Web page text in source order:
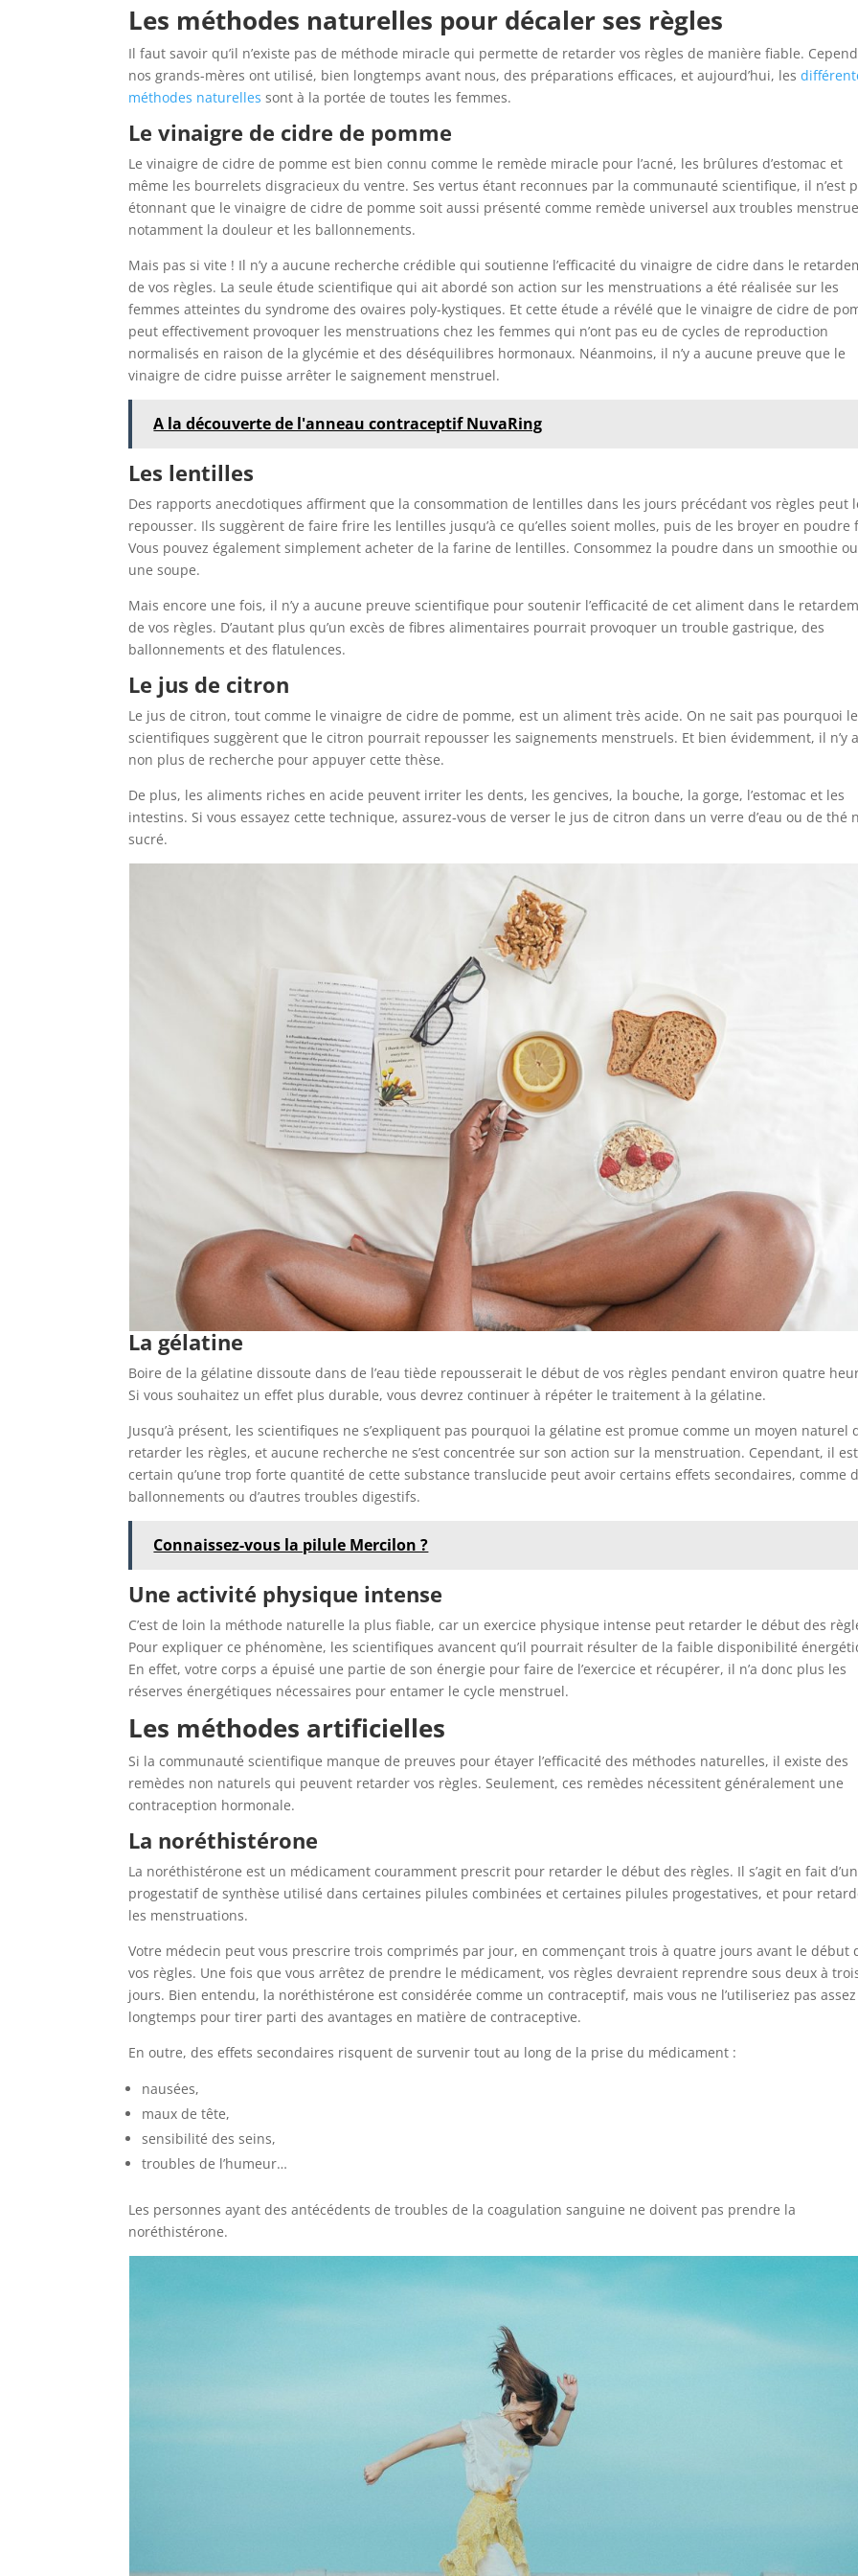
Les méthodes naturelles pour décaler ses règles
Il faut savoir qu’il n’existe pas de méthode miracle qui permette de retarder vos règles de manière fiable.
nos grands-mères ont utilisé, bien longtemps avant nous, des préparations efficaces, et aujourd’hui, les
méthodes naturelles sont à la portée de toutes les femmes.
Le vinaigre de cidre de pomme
Le vinaigre de cidre de pomme est bien connu comme le remède miracle pour l’acné, les brûlures d’estomac et
même les bourrelets disgracieux du ventre. Ses vertus étant reconnues par la communauté scientifique, il n’est
étonnant que le vinaigre de cidre de pomme soit aussi présenté comme remède universel aux troubles
notamment la douleur et les ballonnements.
Mais pas si vite ! Il n’y a aucune recherche crédible qui soutienne l’efficacité du vinaigre de cidre dans le
de vos règles. La seule étude scientifique qui ait abordé son action sur les menstruations a été réalisée sur les
femmes atteintes du syndrome des ovaires poly-kystiques. Et cette étude a révélé que le vinaigre de cidre de
peut effectivement provoquer les menstruations chez les femmes qui n’ont pas eu de cycles de reproduction
normalisés en raison de la glycémie et des déséquilibres hormonaux. Néanmoins, il n’y a aucune preuve que le
vinaigre de cidre puisse arrêter le saignement menstruel.
A la découverte de l'anneau contraceptif NuvaRing
Les lentilles
Des rapports anecdotiques affirment que la consommation de lentilles dans les jours précédant vos règles peut
repousser. Ils suggèrent de faire frire les lentilles jusqu’à ce qu’elles soient molles, puis de les broyer en poudre
Vous pouvez également simplement acheter de la farine de lentilles. Consommez la poudre dans un smoothie ou
une soupe.
Mais encore une fois, il n’y a aucune preuve scientifique pour soutenir l’efficacité de cet aliment dans le
de vos règles. D’autant plus qu’un excès de fibres alimentaires pourrait provoquer un trouble gastrique, des
ballonnements et des flatulences.
Le jus de citron
Le jus de citron, tout comme le vinaigre de cidre de pomme, est un aliment très acide. On ne sait pas pourquoi
scientifiques suggèrent que le citron pourrait repousser les saignements menstruels. Et bien évidemment, il n’y
non plus de recherche pour appuyer cette thèse.
De plus, les aliments riches en acide peuvent irriter les dents, les gencives, la bouche, la gorge, l’estomac et les
intestins. Si vous essayez cette technique, assurez-vous de verser le jus de citron dans un verre d’eau ou de thé
sucré.
La gélatine
Boire de la gélatine dissoute dans de l’eau tiède repousserait le début de vos règles pendant environ quatre
Si vous souhaitez un effet plus durable, vous devrez continuer à répéter le traitement à la gélatine.
Jusqu’à présent, les scientifiques ne s’expliquent pas pourquoi la gélatine est promue comme un moyen naturel
retarder les règles, et aucune recherche ne s’est concentrée sur son action sur la menstruation. Cependant, il est
certain qu’une trop forte quantité de cette substance translucide peut avoir certains effets secondaires, comme
ballonnements ou d’autres troubles digestifs.
Connaissez-vous la pilule Mercilon ?
Une activité physique intense
C’est de loin la méthode naturelle la plus fiable, car un exercice physique intense peut retarder le début des
Pour expliquer ce phénomène, les scientifiques avancent qu’il pourrait résulter de la faible disponibilité
En effet, votre corps a épuisé une partie de son énergie pour faire de l’exercice et récupérer, il n’a donc plus les
réserves énergétiques nécessaires pour entamer le cycle menstruel.
Les méthodes artificielles
Si la communauté scientifique manque de preuves pour étayer l’efficacité des méthodes naturelles, il existe des
remèdes non naturels qui peuvent retarder vos règles. Seulement, ces remèdes nécessitent généralement une
contraception hormonale.
La noréthistérone
La noréthistérone est un médicament couramment prescrit pour retarder le début des règles. Il s’agit en fait d’un
progestatif de synthèse utilisé dans certaines pilules combinées et certaines pilules progestatives, et pour
les menstruations.
Votre médecin peut vous prescrire trois comprimés par jour, en commençant trois à quatre jours avant le début
vos règles. Une fois que vous arrêtez de prendre le médicament, vos règles devraient reprendre sous deux à
jours. Bien entendu, la noréthistérone est considérée comme un contraceptif, mais vous ne l’utiliseriez pas assez
longtemps pour tirer parti des avantages en matière de contraceptive.
En outre, des effets secondaires risquent de survenir tout au long de la prise du médicament :
nausées,
maux de tête,
sensibilité des seins,
troubles de l’humeur…
Les personnes ayant des antécédents de troubles de la coagulation sanguine ne doivent pas prendre la
noréthistérone.